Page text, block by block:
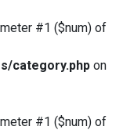
#1 ($num) of
category.php on
#1 ($num) of